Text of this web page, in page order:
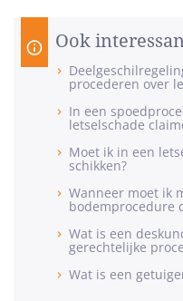
Ook
procederen over
In een
letselschade
Moet ik in een
schikken?
Wanneer moet ik
bodemprocedure
Wat is een
gerechtelijke
Wat is een